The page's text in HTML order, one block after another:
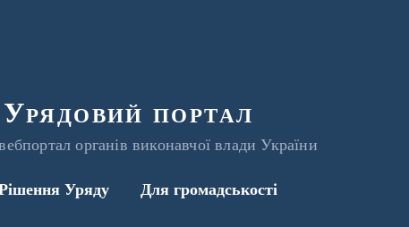
Урядовий портал
органів виконавчої влади України
Уряду Для громадськості